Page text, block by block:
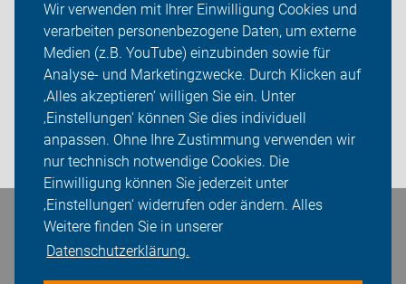
Wir verwenden mit Ihrer Einwilligung Cookies und
verarbeiten personenbezogene Daten, um externe
Medien (z.B. YouTube) einzubinden sowie für
Analyse- und Marketingzwecke. Durch Klicken auf
‚Alles akzeptieren‘ willigen Sie ein. Unter
‚Einstellungen‘ können Sie dies individuell
anpassen. Ohne Ihre Zustimmung verwenden wir
nur technisch notwendige Cookies. Die
Einwilligung können Sie jederzeit unter
‚Einstellungen‘ widerrufen oder ändern. Alles
Weitere finden Sie in unserer
Datenschutzerklärung.
ADFC Herford
Sei dabei
Presse
Login
Bleiben Sie in Kontakt